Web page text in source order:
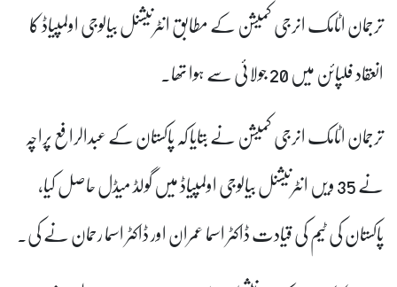
ترجمان اٹامک انرجی کمیشن کے مطابق انٹرنیشنل بیالوجی اولمپیاڈ کا
انعقاد فلپائن میں 20 جولائی سے ہوا تھا۔
ترجمان اٹامک انرجی کمیشن نے بتایا کہ پاکستان کے عبدالرافع پراچہ
نے 35 ویں انٹرنیشنل بیالوجی اولمپیاڈ میں گولڈ میڈل حاصل کیا،
پاکستان کی ٹیم کی قیادت ڈاکٹر اسما عمران اور ڈاکٹر اسما رحمان نے کی۔